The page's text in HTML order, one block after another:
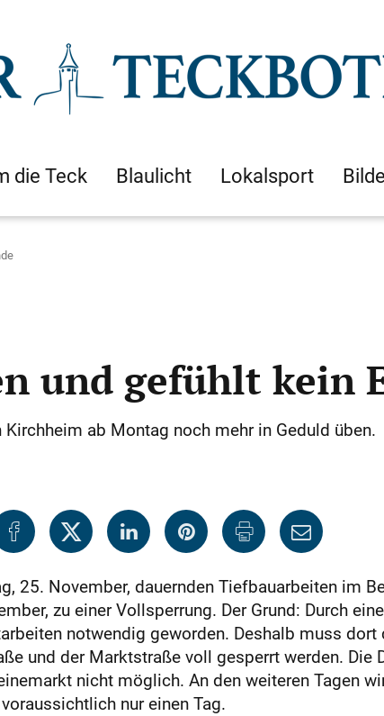
die Teck Blaulicht Lokalsport
und gefühlt kein
ab Montag noch mehr in Geduld üben.
25. November, dauernden Tiefbauarbeiten im
zu einer Vollsperrung. Der Grund: Durch
notwendig geworden. Deshalb muss
und der Marktstraße voll gesperrt werden. Die
nicht möglich. An den weiteren Tagen
nur einen Tag.